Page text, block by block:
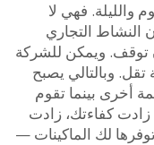
فهي لا
التجاري
ويمكن للشركة
يصبح
بينما تقوم
كفاءتك، زادت
لك الماكينات —